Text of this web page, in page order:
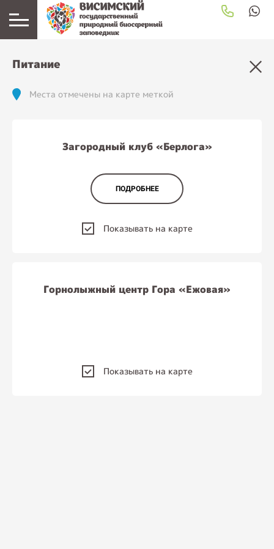
Питание
Места отмечены на карте меткой
Загородный клуб «Берлога»
ПОДРОБНЕЕ
Показывать на карте
Горнолыжный центр Гора «Ежовая»
Показывать на карте